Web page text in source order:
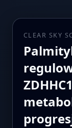
CLEAR SKY